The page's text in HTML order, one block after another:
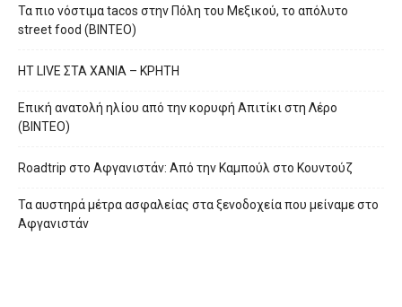
Τα πιο νόστιμα tacos στην Πόλη του Μεξικού, το απόλυτο
street food (ΒΙΝΤΕΟ)
HT LIVE ΣΤΑ ΧΑΝΙΑ – ΚΡΗΤΗ
Επική ανατολή ηλίου από την κορυφή Απιτίκι στη Λέρο
(ΒΙΝΤΕΟ)
Roadtrip στο Αφγανιστάν: Από την Καμπούλ στο Κουντούζ
Τα αυστηρά μέτρα ασφαλείας στα ξενοδοχεία που μείναμε στο
Αφγανιστάν